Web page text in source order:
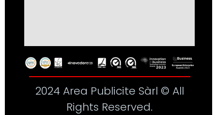
2024 Area Publicite Sàrl © All
Rights Reserved.